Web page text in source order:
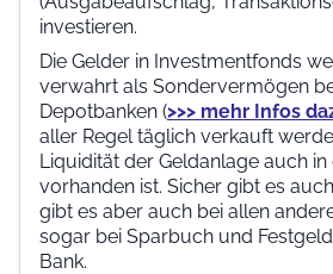
investieren.
Die Gelder in Investmentfonds
verwahrt als Sondervermögen
Depotbanken (>>> mehr Infos
aller Regel täglich verkauft
Liquidität der Geldanlage auch in
vorhanden ist. Sicher gibt es
gibt es aber auch bei allen
sogar bei Sparbuch und
Bank.